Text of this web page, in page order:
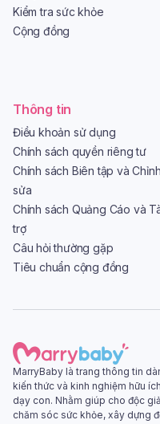
Kiểm tra sức khỏe
Cộng đồng
Thông tin
Điều khoản sử dụng
Chính sách quyền riêng tư
Chính sách Biên tập và Chỉnh
sửa
Chính sách Quảng Cáo và
trợ
Câu hỏi thường gặp
Tiêu chuẩn cộng đồng
MarryBaby là trang thông tin
kiến thức và kinh nghiệm hữu
dạy con. Nhằm giúp cho độc
chăm sóc sức khỏe, xây dựng